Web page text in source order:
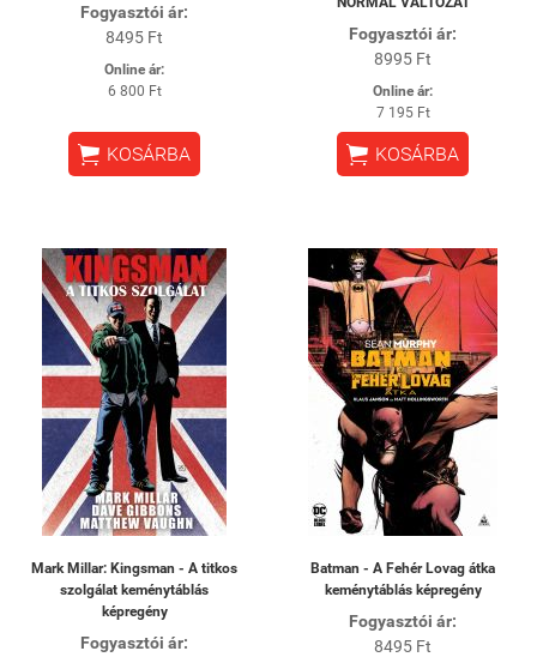
Fogyasztói ár:
8495 Ft
Online ár:
6 800 Ft
 KOSÁRBA
Fogyasztói ár:
8995 Ft
Online ár:
7 195 Ft
 KOSÁRBA
Mark Millar: Kingsman - A titkos
szolgálat keménytáblás
képregény
Fogyasztói ár:
Batman - A Fehér Lovag átka
keménytáblás képregény
Fogyasztói ár:
8495 Ft